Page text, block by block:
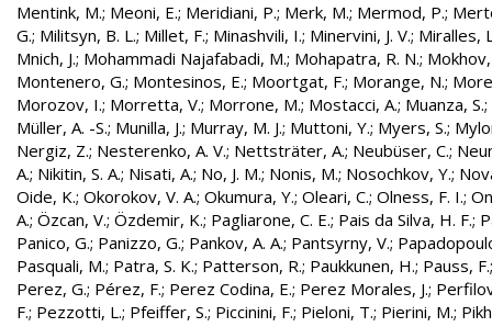
Mentink, M.; Meoni, E.; Meridiani, P.; Merk, M.; Mermod, P.;
G.; Militsyn, B. L.; Millet, F.; Minashvili, I.; Minervini, J. V.; Miralles,
Mnich, J.; Mohammadi Najafabadi, M.; Mohapatra, R. N.;
Montenero, G.; Montesinos, E.; Moortgat, F.; Morange, N.;
Morozov, I.; Morretta, V.; Morrone, M.; Mostacci, A.; Muanza, S.;
Müller, A. -S.; Munilla, J.; Murray, M. J.; Muttoni, Y.; Myers, S.;
Nergiz, Z.; Nesterenko, A. V.; Nettsträter, A.; Neubüser, C.;
A.; Nikitin, S. A.; Nisati, A.; No, J. M.; Nonis, M.; Nosochkov, Y.;
Oide, K.; Okorokov, V. A.; Okumura, Y.; Oleari, C.; Olness, F. I.;
A.; Özcan, V.; Özdemir, K.; Pagliarone, C. E.; Pais da Silva, H. F.;
Panico, G.; Panizzo, G.; Pankov, A. A.; Pantsyrny, V.;
Pasquali, M.; Patra, S. K.; Patterson, R.; Paukkunen, H.; Pauss, F.
Perez, G.; Pérez, F.; Perez Codina, E.; Perez Morales, J.;
F.; Pezzotti, L.; Pfeiffer, S.; Piccinini, F.; Pieloni, T.; Pierini, M.;